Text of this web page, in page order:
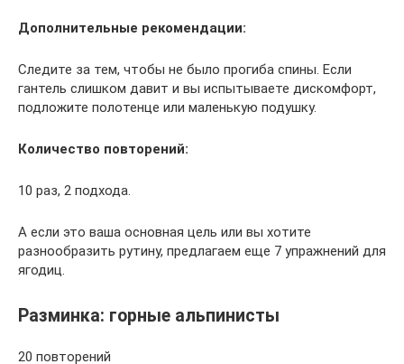
Дополнительные рекомендации:
Следите за тем, чтобы не было прогиба спины. Если
гантель слишком давит и вы испытываете дискомфорт,
подложите полотенце или маленькую подушку.
Количество повторений:
10 раз, 2 подхода.
А если это ваша основная цель или вы хотите
разнообразить рутину, предлагаем еще 7 упражнений для
ягодиц.
Разминка: горные альпинисты
20 повторений